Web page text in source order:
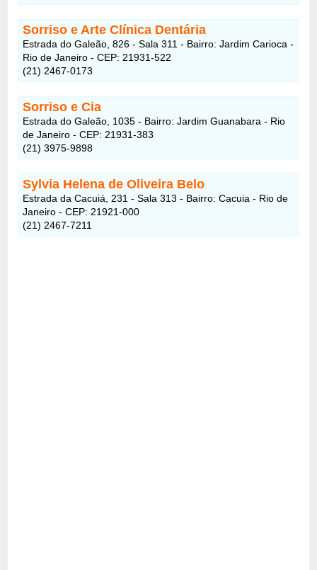
Sorriso e Arte Clínica Dentária
Estrada do Galeão, 826 - Sala 311 - Bairro: Jardim Carioca -
Rio de Janeiro - CEP: 21931-522
(21) 2467-0173
Sorriso e Cia
Estrada do Galeão, 1035 - Bairro: Jardim Guanabara - Rio
de Janeiro - CEP: 21931-383
(21) 3975-9898
Sylvia Helena de Oliveira Belo
Estrada da Cacuiá, 231 - Sala 313 - Bairro: Cacuia - Rio de
Janeiro - CEP: 21921-000
(21) 2467-7211